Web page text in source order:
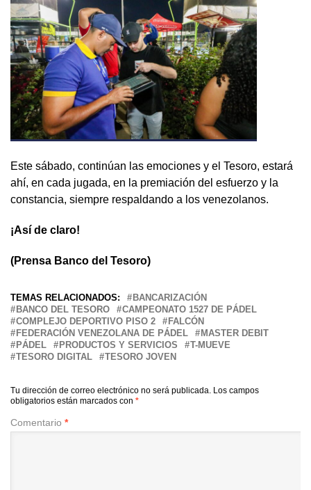
Este sábado, continúan las emociones y el Tesoro, estará
ahí, en cada jugada, en la premiación del esfuerzo y la
constancia, siempre respaldando a los venezolanos.
¡Así de claro!
(Prensa Banco del Tesoro)
TEMAS RELACIONADOS:
BANCARIZACIÓN
BANCO DEL TESORO
CAMPEONATO 1527 DE PÁDEL
COMPLEJO DEPORTIVO PISO 2
FALCÓN
FEDERACIÓN VENEZOLANA DE PÁDEL
MASTER DEBIT
PÁDEL
PRODUCTOS Y SERVICIOS
T-MUEVE
TESORO DIGITAL
TESORO JOVEN
Tu dirección de correo electrónico no será publicada. Los campos
obligatorios están marcados con *
Comentario *